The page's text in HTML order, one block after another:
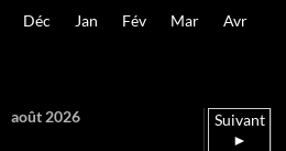
Déc Jan Fév Mar Avr
août 2026
Suivant
►